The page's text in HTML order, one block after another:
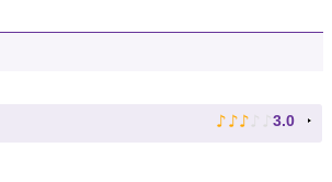
♪ ♪ ♪ ♪ ♪ 3.0